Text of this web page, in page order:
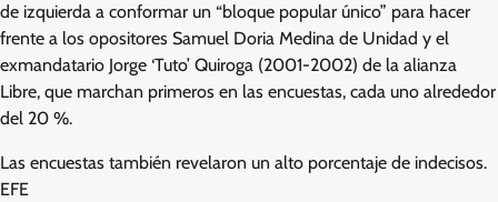
de izquierda a conformar un “bloque popular único” para hacer
frente a los opositores Samuel Doria Medina de Unidad y el
exmandatario Jorge ‘Tuto’ Quiroga (2001-2002) de la alianza
Libre, que marchan primeros en las encuestas, cada uno alrededor
del 20 %.
Las encuestas también revelaron un alto porcentaje de indecisos.
EFE